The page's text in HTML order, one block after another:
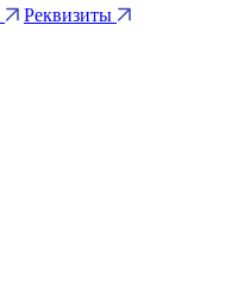
Реквизиты